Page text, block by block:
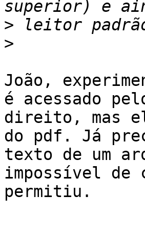
>
>
João,
é acessado
direito, mas
do pdf. Já
texto de um
impossível de
permitiu.